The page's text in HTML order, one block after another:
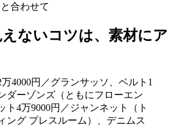
合わせて
ないコツは、素材にア